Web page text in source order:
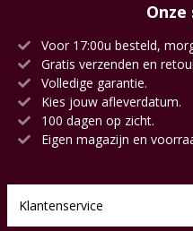
Onze
Voor 17:00u besteld,
Gratis verzenden en
Volledige garantie.
Kies jouw afleverdatum.
100 dagen op zicht.
Eigen magazijn en
Klantenservice